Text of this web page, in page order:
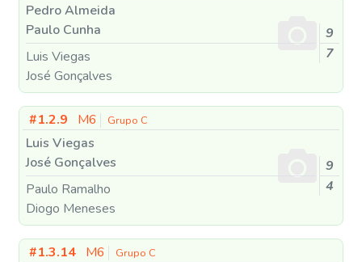
Pedro Almeida
Paulo Cunha
Luis Viegas
José Gonçalves
9
7
#1.2.9 M6 Grupo C
Luis Viegas
José Gonçalves
Paulo Ramalho
Diogo Meneses
9
4
#1.3.14 M6 Grupo C